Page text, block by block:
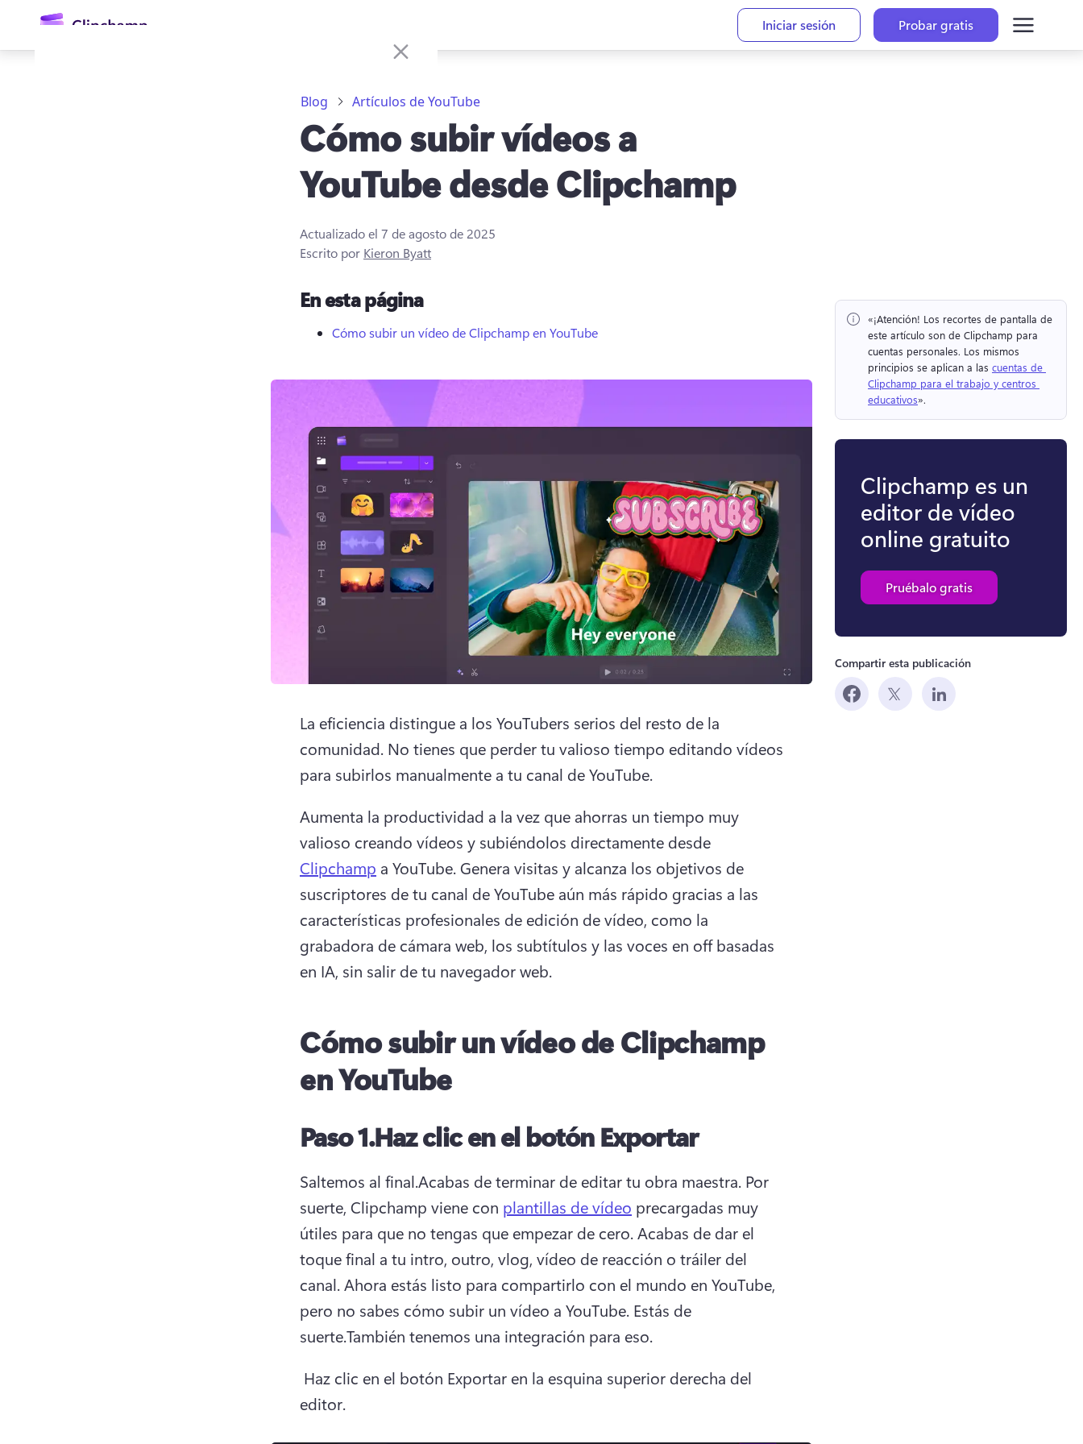
principal
Iniciar sesión Probar gratis
Blog Artículos de YouTube
Cómo subir vídeos a
YouTube desde Clipchamp
Actualizado el 7 de agosto de 2025
Escrito por Kieron Byatt
En esta página
Cómo subir un vídeo de Clipchamp en YouTube
La eficiencia distingue a los YouTubers serios del resto de la
comunidad. No tienes que perder tu valioso tiempo editando vídeos
para subirlos manualmente a tu canal de YouTube.
Aumenta la productividad a la vez que ahorras un tiempo muy
valioso creando vídeos y subiéndolos directamente desde
Clipchamp a YouTube. Genera visitas y alcanza los objetivos de
suscriptores de tu canal de YouTube aún más rápido gracias a las
características profesionales de edición de vídeo, como la
grabadora de cámara web, los subtítulos y las voces en off basadas
en IA, sin salir de tu navegador web.
Cómo subir un vídeo de Clipchamp
en YouTube
Paso 1.Haz clic en el botón Exportar
Saltemos al final.Acabas de terminar de editar tu obra maestra. Por
suerte, Clipchamp viene con plantillas de vídeo precargadas muy
útiles para que no tengas que empezar de cero. Acabas de dar el
toque final a tu intro, outro, vlog, vídeo de reacción o tráiler del
canal. Ahora estás listo para compartirlo con el mundo en YouTube,
pero no sabes cómo subir un vídeo a YouTube. Estás de
suerte.También tenemos una integración para eso.
editor.
«¡Atención! Los recortes de pantalla de
este artículo son de Clipchamp para
cuentas personales. Los mismos
principios se aplican a las cuentas de
Clipchamp para el trabajo y centros
educativos».
Clipchamp es un
editor de vídeo
online gratuito
Pruébalo gratis
Compartir esta publicación